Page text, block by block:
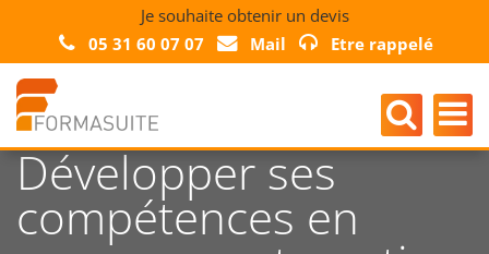
Je souhaite obtenir un devis
05 31 60 07 07
Mail Etre rappelé
Développer ses
compétences en